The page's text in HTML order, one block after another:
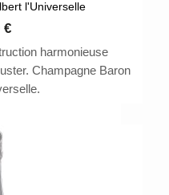
l'Universelle
€
harmonieuse
Champagne Baron